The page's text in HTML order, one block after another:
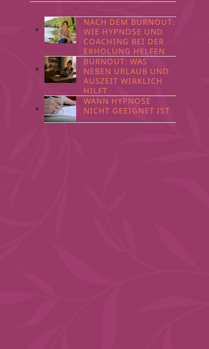
NACH DEM BURNOUT:
WIE HYPNOSE UND
COACHING BEI DER
ERHOLUNG HELFEN
BURNOUT: WAS
NEBEN URLAUB UND
AUSZEIT WIRKLICH
HILFT
WANN HYPNOSE
NICHT GEEIGNET IST